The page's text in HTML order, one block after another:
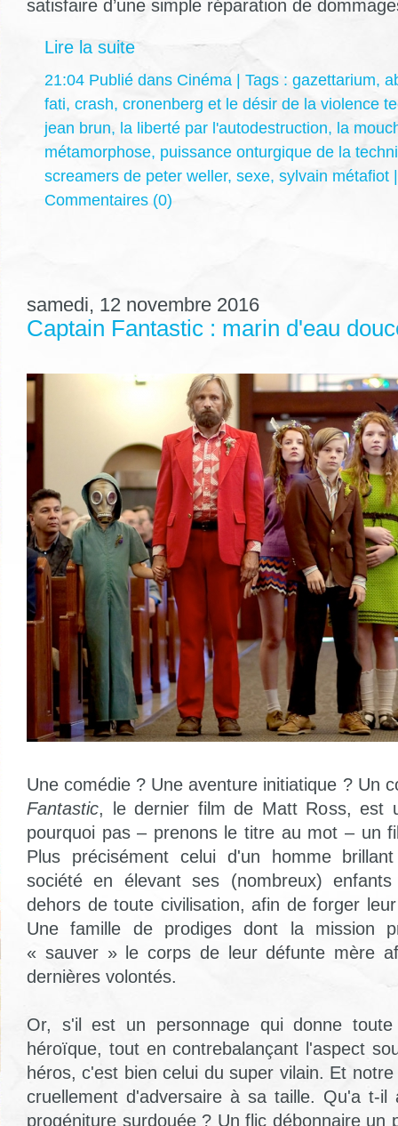
satisfaire d’une simple réparation de
Lire la suite
21:04 Publié dans Cinéma | Tags : gazettarium,
fati, crash, cronenberg et le désir de la violence
jean brun, la liberté par l'autodestruction, la
métamorphose, puissance onturgique de la
screamers de peter weller, sexe, sylvain métafiot
Commentaires (0)
samedi, 12 novembre 2016
Captain Fantastic : marin d'eau
Une comédie ? Une aventure initiatique ? Un
Fantastic, le dernier film de Matt Ross, est
pourquoi pas – prenons le titre au mot – un
Plus précisément celui d'un homme
société en élevant ses (nombreux)
dehors de toute civilisation, afin de forger
Une famille de prodiges dont la mission
« sauver » le corps de leur défunte mère
dernières volontés.
Or, s'il est un personnage qui donne
héroïque, tout en contrebalançant l'aspect
héros, c'est bien celui du super vilain. Et
cruellement d'adversaire à sa taille. Qu'a t-
progéniture surdouée ? Un flic débonnaire un